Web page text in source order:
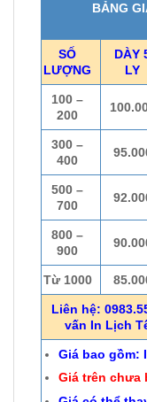
BẢNG
SỐ
LƯỢNG
DÀY
LY
100 –
200
300 –
400
500 –
700
800 –
900
Từ 1000
Liên hệ:
vấn In Lịch
Giá bao gồm:
Giá trên chưa